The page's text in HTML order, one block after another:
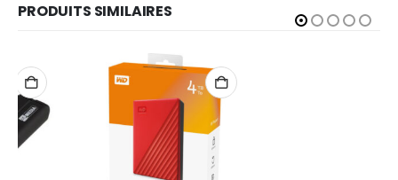
PRODUITS SIMILAIRES